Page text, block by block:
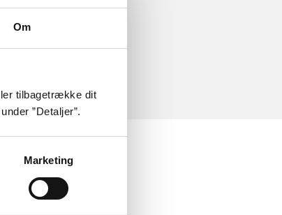
Om
tilbagetrække dit
”Detaljer”.
Marketing